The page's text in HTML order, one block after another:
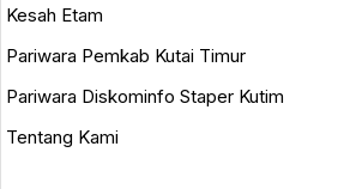
Kesah Etam
Pariwara Pemkab Kutai Timur
Pariwara Diskominfo Staper Kutim
Tentang Kami